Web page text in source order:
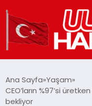
DÜNYA
Ana Sayfa Yaşam
CEO’ların %97’si
bekliyor